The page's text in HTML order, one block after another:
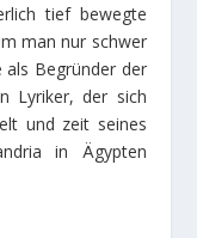
tief bewegte
man nur schwer
als Begründer der
Lyriker, der sich
und zeit seines
in Ägypten